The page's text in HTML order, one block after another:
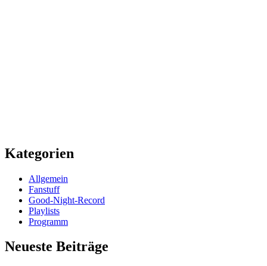
Kategorien
Allgemein
Fanstuff
Good-Night-Record
Playlists
Programm
Neueste Beiträge